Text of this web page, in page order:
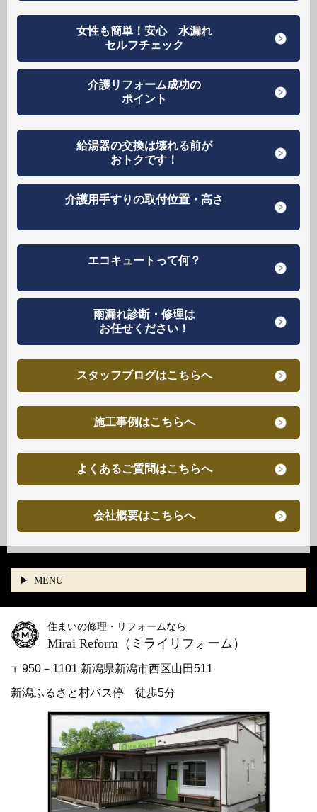
女性も簡単！安心 水漏れ
セルフチェック
介護リフォーム成功の
ポイント
給湯器の交換は壊れる前が
おトクです！
介護用手すりの取付位置・高さ
エコキュートって何？
雨漏れ診断・修理は
お任せください！
スタッフブログはこちらへ
施工事例はこちらへ
よくあるご質問はこちらへ
会社概要はこちらへ
MENU
住まいの修理・リフォームなら
Mirai Reform （ミライリフォーム）
〒950－1101 新潟県新潟市西区山田511
新潟ふるさと村バス停 徒歩5分